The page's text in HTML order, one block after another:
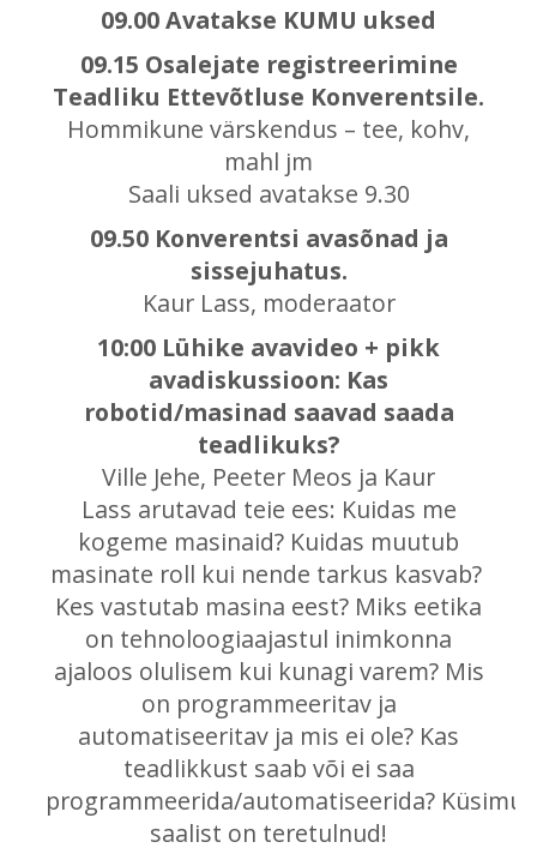
09.00 Avatakse KUMU uksed
09.15 Osalejate registreerimine
Teadliku Ettevõtluse Konverentsile.
Hommikune värskendus – tee, kohv,
mahl jm
Saali uksed avatakse 9.30
09.50 Konverentsi avasõnad ja
sissejuhatus.
Kaur Lass, moderaator
10:00 Lühike avavideo + pikk
avadiskussioon: Kas
robotid/masinad saavad saada
teadlikuks?
Ville Jehe, Peeter Meos ja Kaur
Lass arutavad teie ees: Kuidas me
kogeme masinaid? Kuidas muutub
masinate roll kui nende tarkus kasvab?
Kes vastutab masina eest? Miks eetika
on tehnoloogiaajastul inimkonna
ajaloos olulisem kui kunagi varem? Mis
on programmeeritav ja
automatiseeritav ja mis ei ole? Kas
teadlikkust saab või ei saa
programmeerida/automatiseerida?
saalist on teretulnud!